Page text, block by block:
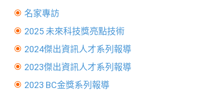
名家專訪
2025 未來科技獎亮點技術
2024傑出資訊人才系列報導
2023傑出資訊人才系列報導
2023 BC金獎系列報導